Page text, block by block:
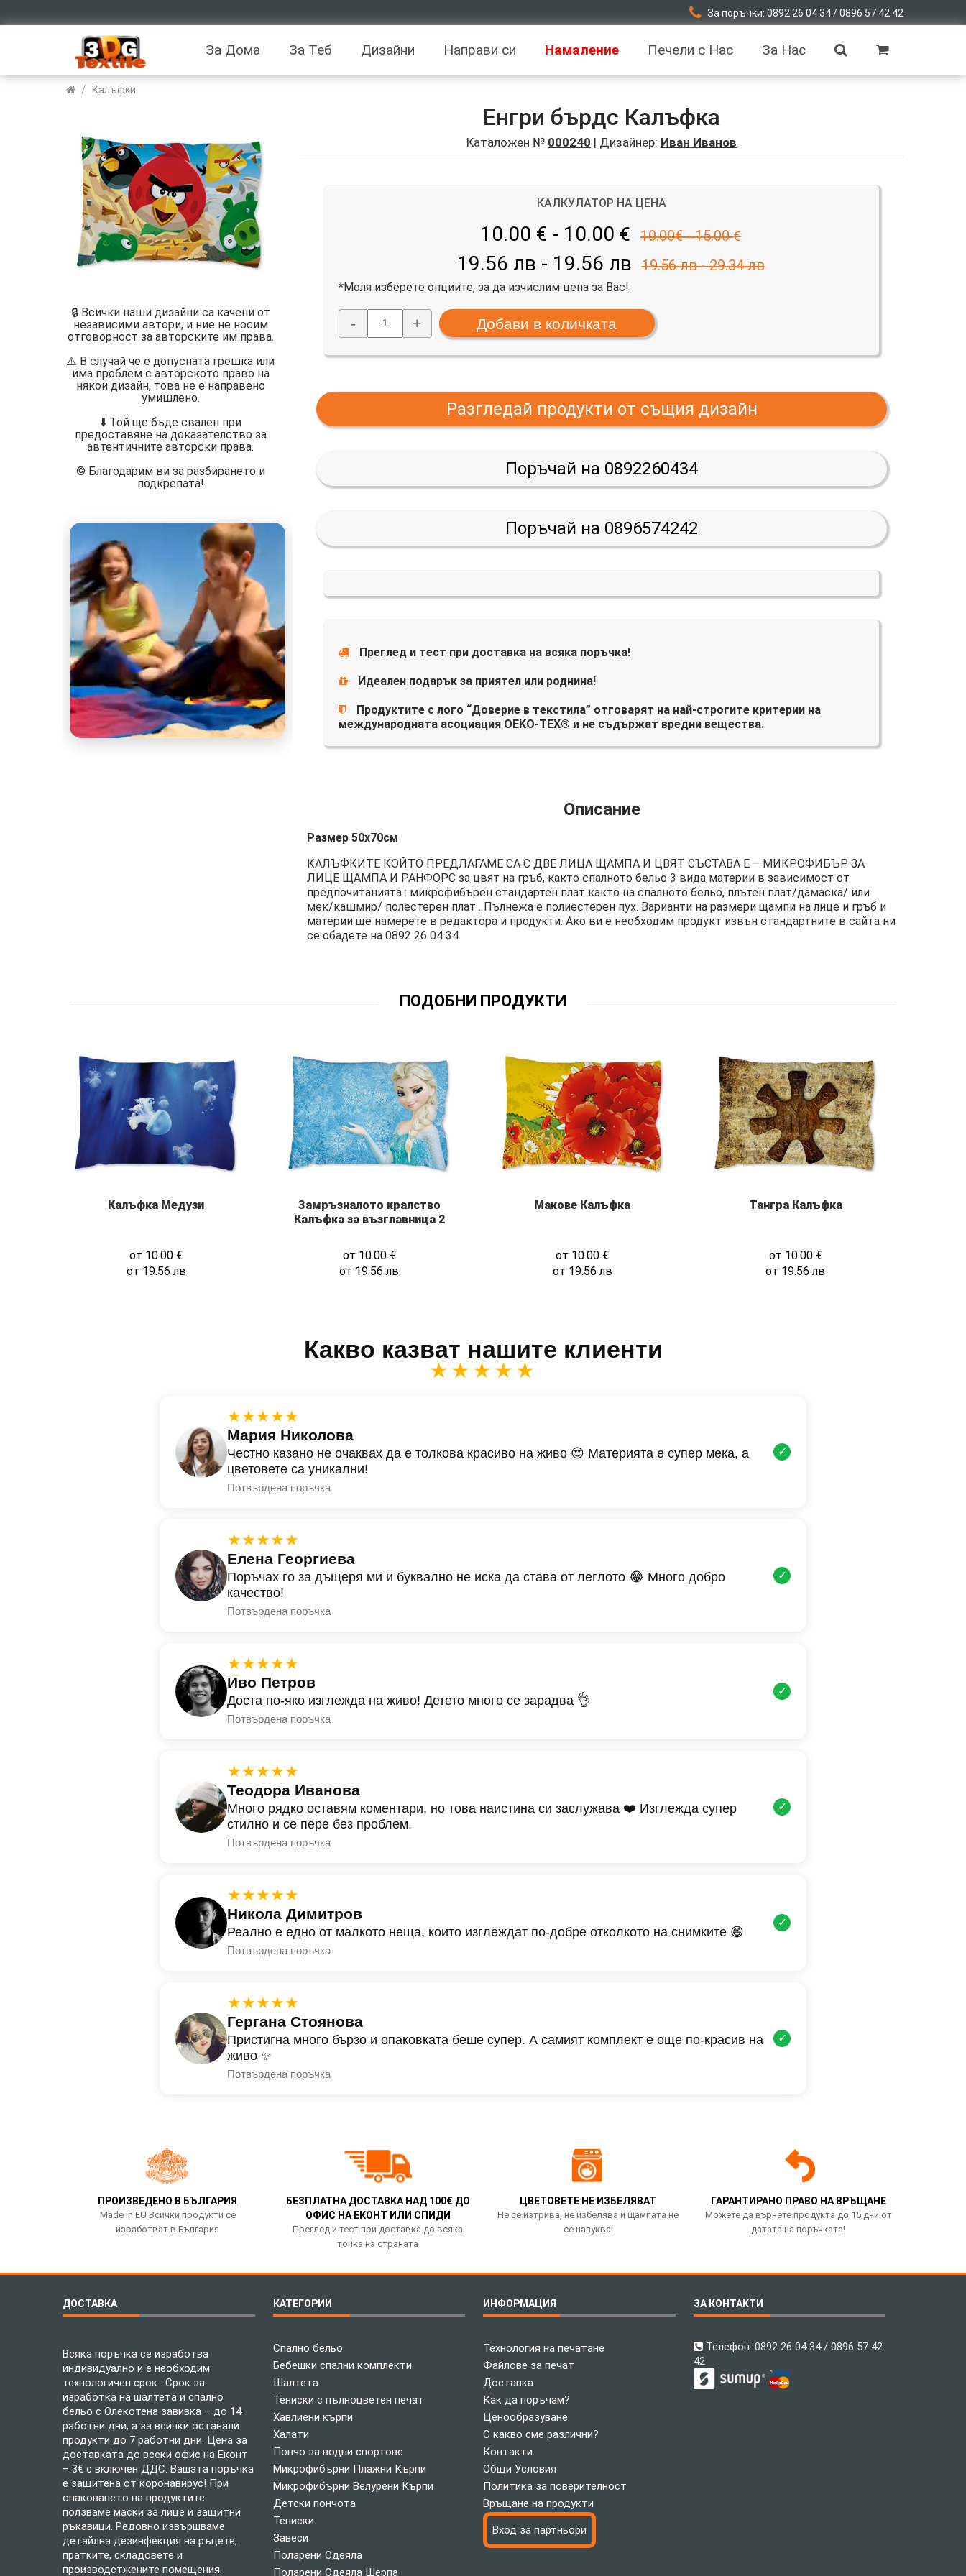
За поръчки: 0892 26 04 34 / 0896 57 42 42
За Дома За Теб Дизайни Направи си Намаление Печели с Нас За Нас
/ Калъфки
🔒 Всички наши дизайни са качени от
независими автори, и ние не носим
отговорност за авторските им права.
⚠️ В случай че е допусната грешка или
има проблем с авторското право на
някой дизайн, това не е направено
умишлено.
⬇️ Той ще бъде свален при
предоставяне на доказателство за
автентичните авторски права.
©️ Благодарим ви за разбирането и
подкрепата!
Енгри бърдс Калъфка
Каталожен № 000240 | Дизайнер: Иван Иванов
КАЛКУЛАТОР НА ЦЕНА
10.00 € - 10.00 € 10.00€ - 15.00 €
19.56 лв - 19.56 лв 19.56 лв - 29.34 лв
*Моля изберете опциите, за да изчислим цена за Вас!
- +
Разгледай продукти от същия дизайн
Поръчай на 0892260434
Поръчай на 0896574242
Преглед и тест при доставка на всяка поръчка!
Идеален подарък за приятел или роднина!
Продуктите с лого “Доверие в текстила” отговарят на най-строгите критерии на
международната асоциация OEKO-TEX® и не съдържат вредни вещества.
Описание
Размер 50х70см
КАЛЪФКИТЕ КОЙТО ПРЕДЛАГАМЕ СА С ДВЕ ЛИЦА ЩАМПА И ЦВЯТ СЪСТАВА Е – МИКРОФИБЪР ЗА
ЛИЦЕ ЩАМПА И РАНФОРС за цвят на гръб, както спалното бельо 3 вида материи в зависимост от
предпочитанията : микрофибърен стандартен плат както на спалното бельо, плътен плат/дамаска/ или
мек/кашмир/ полестерен плат . Пълнежа е полиестерен пух. Варианти на размери щампи на лице и гръб и
материи ще намерете в редактора и продукти. Ако ви е необходим продукт извън стандартните в сайта ни
се обадете на 0892 26 04 34.
ПОДОБНИ ПРОДУКТИ
Калъфка Медузи
от 10.00 €
от 19.56 лв
Замръзналото кралство
Калъфка за възглавница 2
от 10.00 €
от 19.56лв
Макове Калъфка
от 10.00 €
от 19.56 лв
Тангра Калъфка
от 10.00 €
от 19.56лв
Какво казват нашите клиенти
★★★★★
★★★★★
Мария Николова
Честно казано не очаквах да е толкова красиво на живо 😍 Материята е супер мека, а
цветовете са уникални!
Потвърдена поръчка
✓
★★★★★
Елена Георгиева
Поръчах го за дъщеря ми и буквално не иска да става от леглото 😂 Много добро
качество!
Потвърдена поръчка
✓
★★★★★
Иво Петров
Доста по-яко изглежда на живо! Детето много се зарадва 👌
Потвърдена поръчка
✓
★★★★★
Теодора Иванова
Много рядко оставям коментари, но това наистина си заслужава ❤️ Изглежда супер
стилно и се пере без проблем.
Потвърдена поръчка
✓
★★★★★
Никола Димитров
Реално е едно от малкото неща, които изглеждат по-добре отколкото на снимките 😄
Потвърдена поръчка
✓
★★★★★
Гергана Стоянова
Пристигна много бързо и опаковката беше супер. А самият комплект е още по-красив на
живо ✨
Потвърдена поръчка
✓
ПРОИЗВЕДЕНО В БЪЛГАРИЯ
Made in EU Всички продукти се
изработват в България
БЕЗПЛАТНА ДОСТАВКА НАД 100€ ДО
ОФИС НА ЕКОНТ ИЛИ СПИДИ
Преглед и тест при доставка до всяка
точка на страната
ЦВЕТОВЕТЕ НЕ ИЗБЕЛЯВАТ
Не се изтрива, не избелява и щампата не
се напуква!
ГАРАНТИРАНО ПРАВО НА ВРЪЩАНЕ
Можете да върнете продукта до 15 дни от
датата на поръчката!
ДОСТАВКА
Всяка поръчка се изработва
индивидуално и е необходим
технологичен срок . Срок за
изработка на шалтета и спално
бельо с Олекотена завивка – до 14
работни дни, а за всички останали
продукти до 7 работни дни. Цена за
доставката до всеки офис на Еконт
– 3€ с включен ДДС. Вашата поръчка
е защитена от коронавирус! При
опаковането на продуктите
ползваме маски за лице и защитни
ръкавици. Редовно извършваме
детайлна дезинфекция на ръцете,
пратките, складовете и
производстжените помещения.
КАТЕГОРИИ
Спално бельо
Бебешки спални комплекти
Шалтета
Тениски с пълноцветен печат
Хавлиени кърпи
Халати
Пончо за водни спортове
Микрофибърни Плажни Кърпи
Микрофибърни Велурени Кърпи
Детски пончота
Тениски
Завеси
Поларени Одеяла
Поларени Одеяла Шерпа
ИНФОРМАЦИЯ
Технология на печатане
Файлове за печат
Доставка
Как да поръчам?
Ценообразуване
С какво сме различни?
Контакти
Общи Условия
Политика за поверителност
Връщане на продукти
Вход за партньори
ЗА КОНТАКТИ
Телефон: 0892 26 04 34 / 0896 57 42
42